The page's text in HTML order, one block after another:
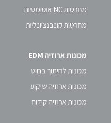
מחרטות NC אוטומטיות
מחרטות קונבנציונליות
מכונות ארוזיה EDM
מכונות לחיתוך בחוט
מכונות ארוזיה שיקוע
מכונות ארוזיה קידוח